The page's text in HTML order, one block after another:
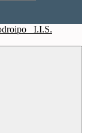
I.I.S.